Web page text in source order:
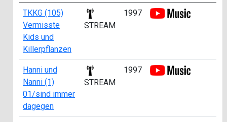
TKKG (105)
Vermisste
Kids und
Killerpflanzen
STREAM
1997
Hanni und
Nanni (1)
01/sind immer
dagegen
STREAM
1997